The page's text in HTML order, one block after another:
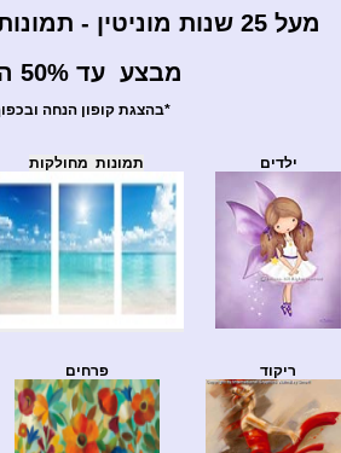
מעל 25 שנות מוניטין -
מבצע עד 50% הנחה על פוסטרים*
*בהצגת קופון הנחה
ילדים תמונות מחולקות
ריקוד פרחים